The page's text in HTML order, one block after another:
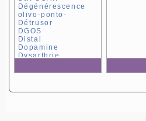
Dégénérescence
olivo-ponto-
Détrusor
DGOS
Distal
Dopamine
Dysarthrie
Dysfonction